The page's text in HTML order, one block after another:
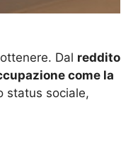
Dal reddito
come la
status sociale,